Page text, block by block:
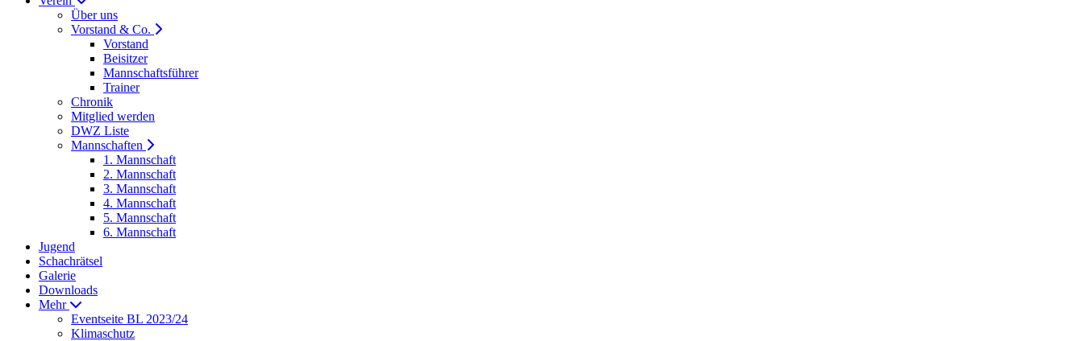
Über uns
Vorstand & Co.
Vorstand
Beisitzer
Mannschaftsführer
Trainer
Chronik
Mitglied werden
DWZ Liste
Mannschaften
1. Mannschaft
2. Mannschaft
3. Mannschaft
4. Mannschaft
5. Mannschaft
6. Mannschaft
Jugend
Schachrätsel
Galerie
Downloads
Mehr
Eventseite BL 2023/24
Klimaschutz